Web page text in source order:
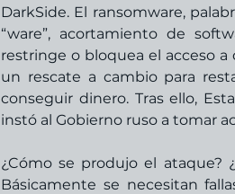
DarkSide. El ransomware,
“ware”, acortamiento de
restringe o bloquea el acceso
un rescate a cambio para
conseguir dinero. Tras ello,
instó al Gobierno ruso a tomar
¿Cómo se produjo el ataque?
Básicamente se necesitan